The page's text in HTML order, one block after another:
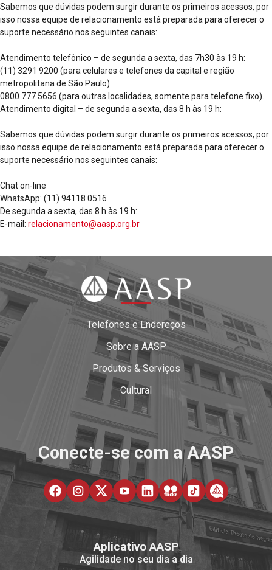
Sabemos que dúvidas podem surgir durante os primeiros acessos, por
isso nossa equipe de relacionamento está preparada para oferecer o
suporte necessário nos seguintes canais:
Atendimento telefônico – de segunda a sexta, das 7h30 às 19 h:
(11) 3291 9200 (para celulares e telefones da capital e região
metropolitana de São Paulo).
0800 777 5656 (para outras localidades, somente para telefone fixo).
Atendimento digital – de segunda a sexta, das 8 h às 19 h:
Sabemos que dúvidas podem surgir durante os primeiros acessos, por
isso nossa equipe de relacionamento está preparada para oferecer o
suporte necessário nos seguintes canais:
Chat on-line
WhatsApp: (11) 94118 0516
De segunda a sexta, das 8 h às 19 h:
E-mail: relacionamento@aasp.org.br
Telefones e Endereços
Sobre a AASP
Produtos & Serviços
Cultural
Conecte-se com a AASP
Aplicativo AASP
Agilidade no seu dia a dia